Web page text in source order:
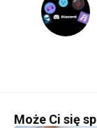
Może Ci się